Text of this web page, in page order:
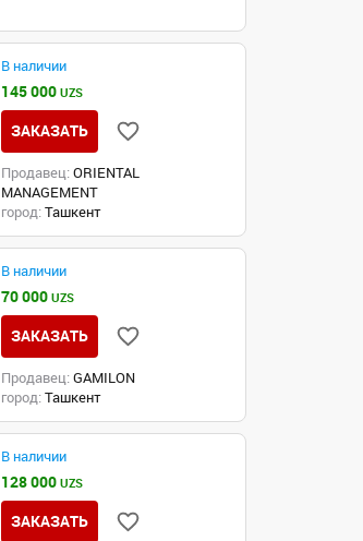
В наличии
145 000UZS
ЗАКАЗАТЬ
Продавец: ORIENTAL
MANAGEMENT
город: Ташкент
В наличии
70 000UZS
ЗАКАЗАТЬ
Продавец: GAMILON
город: Ташкент
В наличии
128 000UZS
ЗАКАЗАТЬ